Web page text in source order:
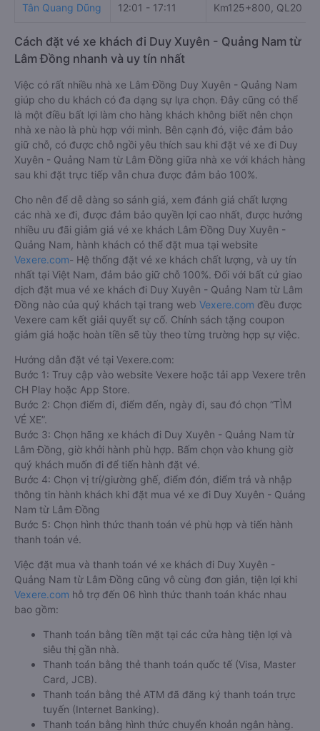
Tân Quang Dũng 12:01 - 17:11 Km125+800, QL20
Cách đặt vé xe khách đi Duy Xuyên - Quảng Nam từ
Lâm Đồng nhanh và uy tín nhất
Việc có rất nhiều nhà xe Lâm Đồng Duy Xuyên - Quảng Nam
giúp cho du khách có đa dạng sự lựa chọn. Đây cũng có thể
là một điều bất lợi làm cho hàng khách không biết nên chọn
nhà xe nào là phù hợp với mình. Bên cạnh đó, việc đảm bảo
giữ chỗ, có được chỗ ngồi yêu thích sau khi đặt vé xe đi Duy
Xuyên - Quảng Nam từ Lâm Đồng giữa nhà xe với khách hàng
sau khi đặt trực tiếp vẫn chưa được đảm bảo 100%.
Cho nên để dễ dàng so sánh giá, xem đánh giá chất lượng
các nhà xe đi, được đảm bảo quyền lợi cao nhất, được hưởng
nhiều ưu đãi giảm giá vé xe khách Lâm Đồng Duy Xuyên -
Quảng Nam, hành khách có thể đặt mua tại website
Vexere.com- Hệ thống đặt vé xe khách chất lượng, và uy tín
nhất tại Việt Nam, đảm bảo giữ chỗ 100%. Đối với bất cứ giao
dịch đặt mua vé xe khách đi Duy Xuyên - Quảng Nam từ Lâm
Đồng nào của quý khách tại trang web Vexere.com đều được
Vexere cam kết giải quyết sự cố. Chính sách tặng coupon
giảm giá hoặc hoàn tiền sẽ tùy theo từng trường hợp sự việc.
Hướng dẫn đặt vé tại Vexere.com:
Bước 1: Truy cập vào website Vexere hoặc tải app Vexere trên
CH Play hoặc App Store.
Bước 2: Chọn điểm đi, điểm đến, ngày đi, sau đó chọn “TÌM
VÉ XE”.
Bước 3: Chọn hãng xe khách đi Duy Xuyên - Quảng Nam từ
Lâm Đồng, giờ khởi hành phù hợp. Bấm chọn vào khung giờ
quý khách muốn đi để tiến hành đặt vé.
Bước 4: Chọn vị trí/giường ghế, điểm đón, điểm trả và nhập
thông tin hành khách khi đặt mua vé xe đi Duy Xuyên - Quảng
Nam từ Lâm Đồng
Bước 5: Chọn hình thức thanh toán vé phù hợp và tiến hành
thanh toán vé.
Việc đặt mua và thanh toán vé xe khách đi Duy Xuyên -
Quảng Nam từ Lâm Đồng cũng vô cùng đơn giản, tiện lợi khi
Vexere.com hỗ trợ đến 06 hình thức thanh toán khác nhau
bao gồm:
Thanh toán bằng tiền mặt tại các cửa hàng tiện lợi và
siêu thị gần nhà.
Thanh toán bằng thẻ thanh toán quốc tế (Visa, Master
Card, JCB).
Thanh toán bằng thẻ ATM đã đăng ký thanh toán trực
tuyến (Internet Banking).
Thanh toán bằng hình thức chuyển khoản ngân hàng.